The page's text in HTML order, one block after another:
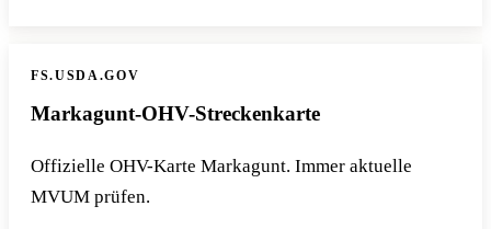
FS.USDA.GOV
Markagunt-OHV-Streckenkarte
Offizielle OHV-Karte Markagunt. Immer aktuelle
MVUM prüfen.